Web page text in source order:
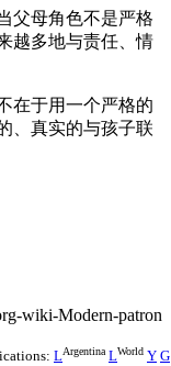
父母角色不是严格
越多地与责任、情
在于用一个严格的
、真实的与孩子联
wiki-Modern-patron
LArgentina LWorld Y G